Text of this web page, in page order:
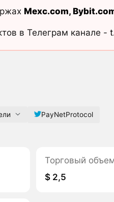
Mexc.com,
в Телеграм канале -
PayNetProtocol
Торговый
$ 2,5